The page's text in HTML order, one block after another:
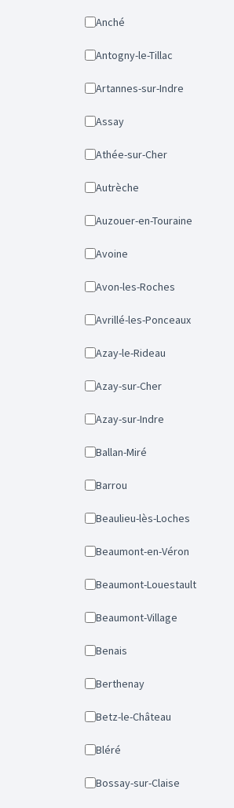
Anché
Antogny-le-Tillac
Artannes-sur-Indre
Assay
Athée-sur-Cher
Autrèche
Auzouer-en-Touraine
Avoine
Avon-les-Roches
Avrillé-les-Ponceaux
Azay-le-Rideau
Azay-sur-Cher
Azay-sur-Indre
Ballan-Miré
Barrou
Beaulieu-lès-Loches
Beaumont-en-Véron
Beaumont-Louestault
Beaumont-Village
Benais
Berthenay
Betz-le-Château
Bléré
Bossay-sur-Claise